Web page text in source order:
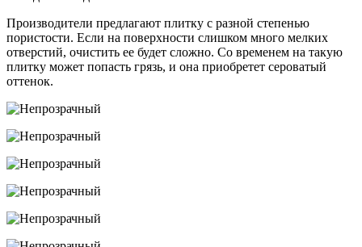
Производители предлагают плитку с разной степенью
пористости. Если на поверхности слишком много мелких
отверстий, очистить ее будет сложно. Со временем на такую ​​
плитку может попасть грязь, и она приобретет сероватый
оттенок.